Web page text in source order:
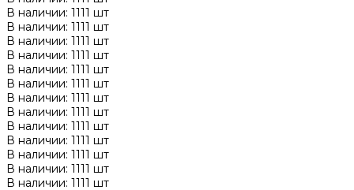
В наличии: 1111 шт
В наличии: 1111 шт
В наличии: 1111 шт
В наличии: 1111 шт
В наличии: 1111 шт
В наличии: 1111 шт
В наличии: 1111 шт
В наличии: 1111 шт
В наличии: 1111 шт
В наличии: 1111 шт
В наличии: 1111 шт
В наличии: 1111 шт
В наличии: 1111 шт